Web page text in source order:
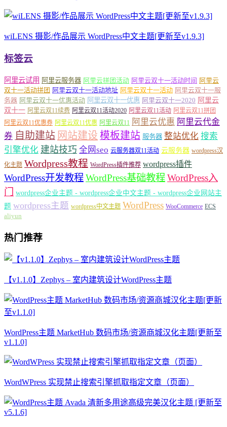
wiLENS 摄影/作品展示 WordPress中文主题[更新至v1.9.3]
标签云
阿里云试用 阿里云服务器 阿里云拼团活动 阿里云双十一活动时间 阿里云
双十一活动拼团 阿里云双十一活动地址 阿里云双十一活动 阿里云双十一服
务器 阿里云双十一优惠活动 阿里云双十一优惠 阿里云双十一2020 阿里云
双十一 阿里云双11续费 阿里云双11活动2020 阿里云双11活动 阿里云双11拼团
阿里云双11优惠券 阿里云双11优惠 阿里云双11 阿里云优惠 阿里云代金
券 自助建站 网站建设 模板建站 服务器 整站优化 搜索
引擎优化 建站技巧 全网seo 云服务器双11活动 云服务器 wordpress汉
化主题 Wordpress教程 WordPress插件推荐 wordpress插件
WordPress开发教程WordPress基础教程WordPress入
门
wordpress企业主题 - wordpress企业中文主题 - wordpress企业网站主
题 wordpress主题 wordpress中文主题 WordPress WooCommerce ECS
aliyun
热门推荐
【v1.1.0】Zephys – 室内建筑设计WordPress主题
WordPress主题 MarketHub 数码市场/资源商城汉化主题[更新至
v1.1.0]
WordWPress 实现禁止搜索引擎抓取指定文章（页面）